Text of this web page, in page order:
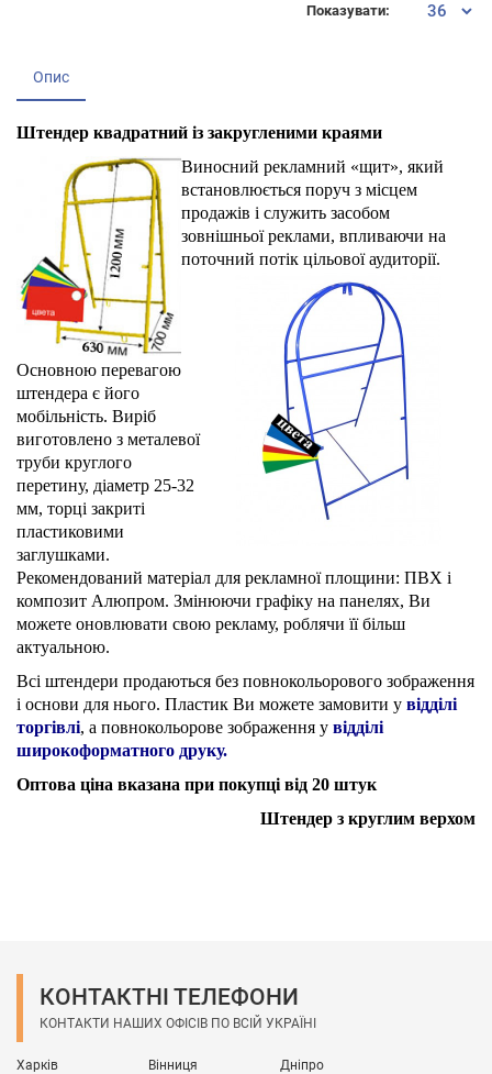
Показувати:
Опис
Штендер квадратний із закругленими краями
Виносний рекламний «щит», який
встановлюється поруч з місцем
продажів і служить засобом
зовнішньої реклами, впливаючи на
поточний потік цільової аудиторії.
Основною перевагою
штендера є його
мобільність. Виріб
виготовлено з металевої
труби круглого
перетину, діаметр 25-32
мм, торці закриті
пластиковими
заглушками.
Рекомендований матеріал для рекламної площини: ПВХ і
композит Алюпром. Змінюючи графіку на панелях, Ви
можете оновлювати свою рекламу, роблячи її більш
актуальною.
Всі штендери продаються без повнокольорового зображення
і основи для нього. Пластик Ви можете замовити у відділі
торгівлі, а повнокольорове зображення у відділі
широкоформатного друку.
Оптова ціна вказана при покупці від 20 штук
Штендер з круглим верхом
КОНТАКТНІ ТЕЛЕФОНИ
КОНТАКТИ НАШИХ ОФІСІВ ПО ВСІЙ УКРАЇНІ
Харків Вінниця Дніпро